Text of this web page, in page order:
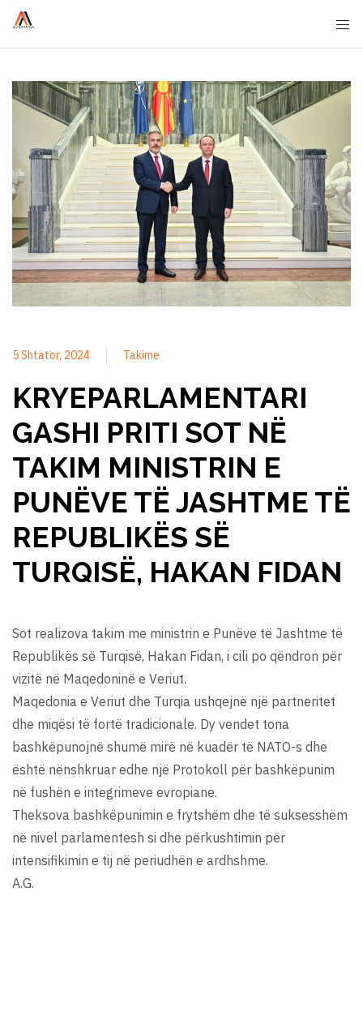
5 Shtator, 2024 Takime
KRYEPARLAMENTARI
GASHI PRITI SOT NË
TAKIM MINISTRIN E
PUNËVE TË JASHTME TË
REPUBLIKËS SË
TURQISË, HAKAN FIDAN
Sot realizova takim me ministrin e Punëve të Jashtme të
Republikës së Turqisë, Hakan Fidan, i cili po qëndron për
vizitë në Maqedoninë e Veriut.
Maqedonia e Veriut dhe Turqia ushqejnë një partneritet
dhe miqësi të fortë tradicionale. Dy vendet tona
bashkëpunojnë shumë mirë në kuadër të NATO-s dhe
është nënshkruar edhe një Protokoll për bashkëpunim
në fushën e integrimeve evropiane.
Theksova bashkëpunimin e frytshëm dhe të suksesshëm
në nivel parlamentesh si dhe përkushtimin për
intensifikimin e tij në periudhën e ardhshme.
A.G.